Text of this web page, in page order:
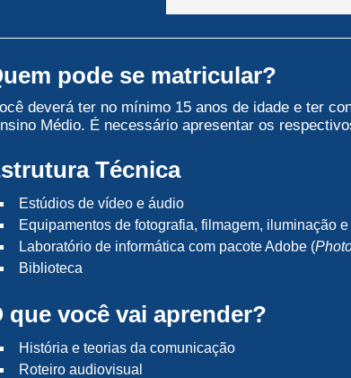
pode se matricular?
deverá ter no mínimo 15 anos de idade e ter
Médio. É necessário apresentar os
Técnica
Estúdios de vídeo e áudio
Equipamentos de fotografia, filmagem, iluminação
Laboratório de informática com pacote Adobe (
Biblioteca
que você vai aprender?
História e teorias da comunicação
Roteiro audiovisual